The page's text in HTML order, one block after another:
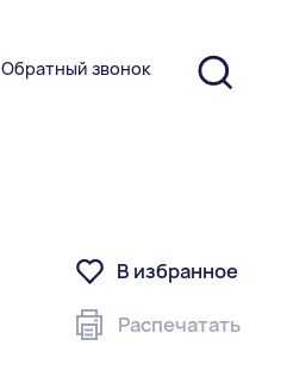
Обратный звонок
В избранное
Распечатать